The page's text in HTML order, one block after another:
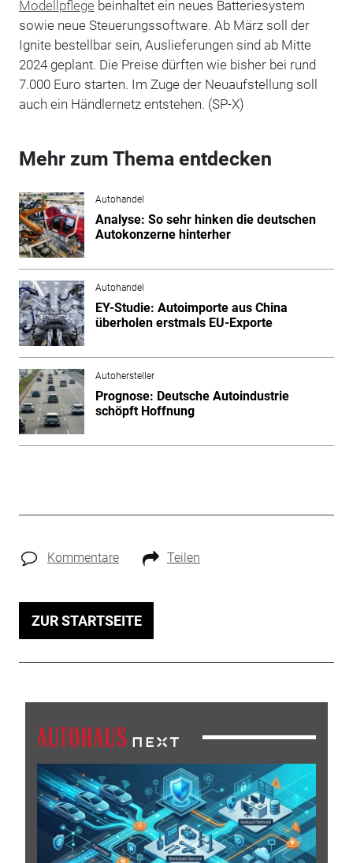
Modellpflege beinhaltet ein neues Batteriesystem
sowie neue Steuerungssoftware. Ab März soll der
Ignite bestellbar sein, Auslieferungen sind ab Mitte
2024 geplant. Die Preise dürften wie bisher bei rund
7.000 Euro starten. Im Zuge der Neuaufstellung soll
auch ein Händlernetz entstehen. (SP-X)
Mehr zum Thema entdecken
Autohandel
Analyse: So sehr hinken die deutschen
Autokonzerne hinterher
Autohandel
EY-Studie: Autoimporte aus China
überholen erstmals EU-Exporte
Autohersteller
Prognose: Deutsche Autoindustrie
schöpft Hoffnung
Kommentare Teilen
ZUR STARTSEITE